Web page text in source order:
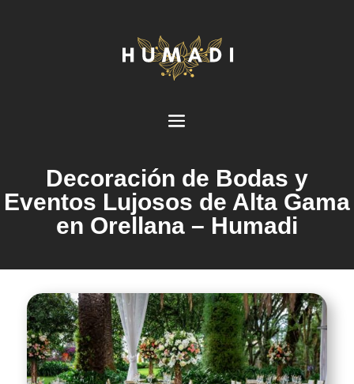
Decoración de Bodas y
Eventos Lujosos de Alta Gama
en Orellana – Humadi